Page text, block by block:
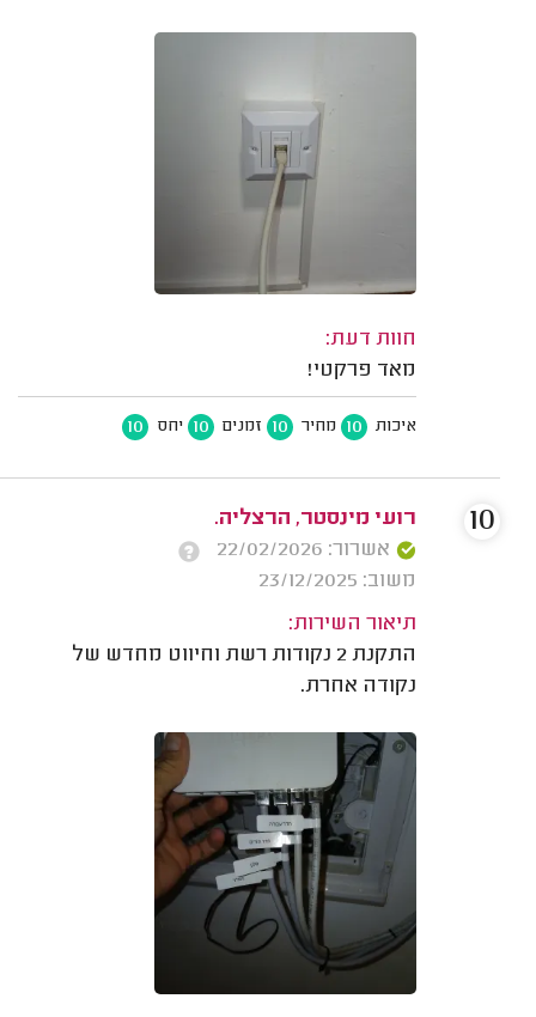
חוות דעת:
מאד פרקטי!
איכות 10 מחיר 10 זמנים 10 יחס 10
רועי מינסטר, הרצליה.
אשרור: 22/02/2026
משוב: 23/12/2025
תיאור השירות:
התקנת 2 נקודות רשת וחיווט מחדש של
נקודה אחרת.
10